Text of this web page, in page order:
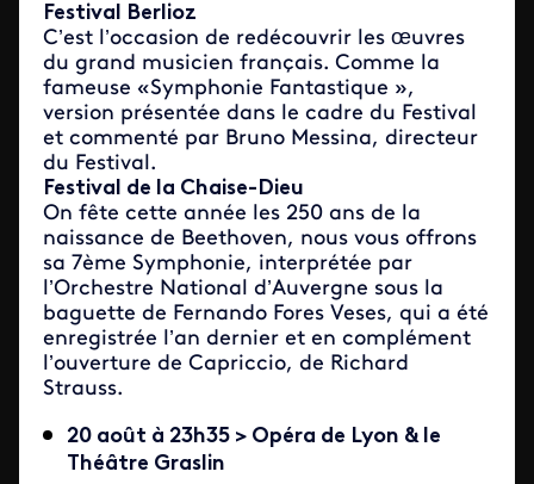
Festival Berlioz
C’est l’occasion de redécouvrir les œuvres
du grand musicien français. Comme la
fameuse «Symphonie Fantastique »,
version présentée dans le cadre du Festival
et commenté par Bruno Messina, directeur
du Festival.
Festival de la Chaise-Dieu
On fête cette année les 250 ans de la
naissance de Beethoven, nous vous offrons
sa 7ème Symphonie, interprétée par
l’Orchestre National d’Auvergne sous la
baguette de Fernando Fores Veses, qui a été
enregistrée l’an dernier et en complément
l’ouverture de Capriccio, de Richard
Strauss.
20 août à 23h35 > Opéra de Lyon & le
Théâtre Graslin